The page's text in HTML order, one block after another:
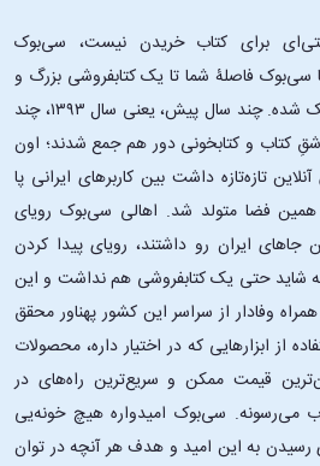
برای کتاب خریدن نیست، سی‌بوک
سی‌بوک فاصلۀ شما تا یک کتابفروشی بزرگ و
پروپیمون تنها به اندازۀ یک کلیک شده. چند سال پیش، یعنی سال ۱۳۹۳، چند
کتاب و کتابخونی دور هم جمع شدند؛ اون‌
تازه‌تازه داشت بین کاربرهای ایرانی پا
فضا متولد شد. اهالی سی‌بوک رویای
ایران رو داشتند، رویای پیدا کردن
شاید حتی یک کتابفروشی هم نداشت و این
وفادار از سراسر این کشور پهناور محقق
از ابزارهایی که در اختیار داره، محصولات
قیمت ممکن و سریع‌ترین راه‌های در
می‌رسونه. سی‌بوک امیدواره هیچ خونه‌یی
رسیدن به این امید و هدف هر آنچه در توان